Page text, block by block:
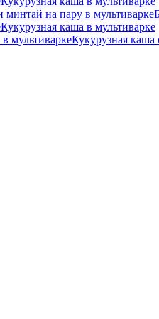
Кукурузная каша в мультиварке
Кукурузная каша